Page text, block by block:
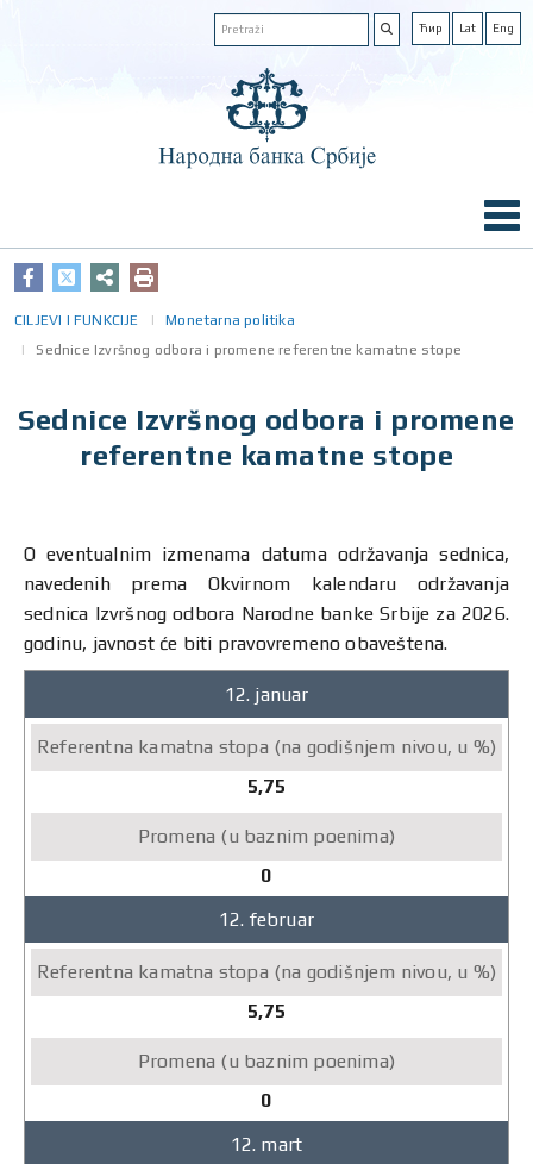
Ћир Lat Eng
CILJEVI I FUNKCIJE
Monetarna politika
Sednice Izvršnog odbora i promene referentne kamatne stope
Sednice Izvršnog odbora i promene
referentne kamatne stope
O eventualnim izmenama datuma održavanja sednica,
navedenih prema Okvirnom kalendaru održavanja
sednica Izvršnog odbora Narodne banke Srbije za 2026.
godinu, javnost će biti pravovremeno obaveštena.
kalendar
održavanja
sednica
Narodne
banke
2026.
Referentna
stopa
12. januar
5,75
0
12. februar
5,75
0
12. mart